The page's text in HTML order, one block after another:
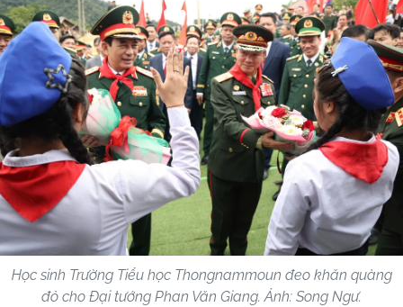
Học sinh Trường Tiểu học Thongnammoun đeo khăn quàng
đỏ cho Đại tướng Phan Văn Giang. Ảnh: Song Ngư.